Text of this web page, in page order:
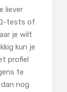
liever
tests of
je wilt
kun je
profiel
te
dan nog